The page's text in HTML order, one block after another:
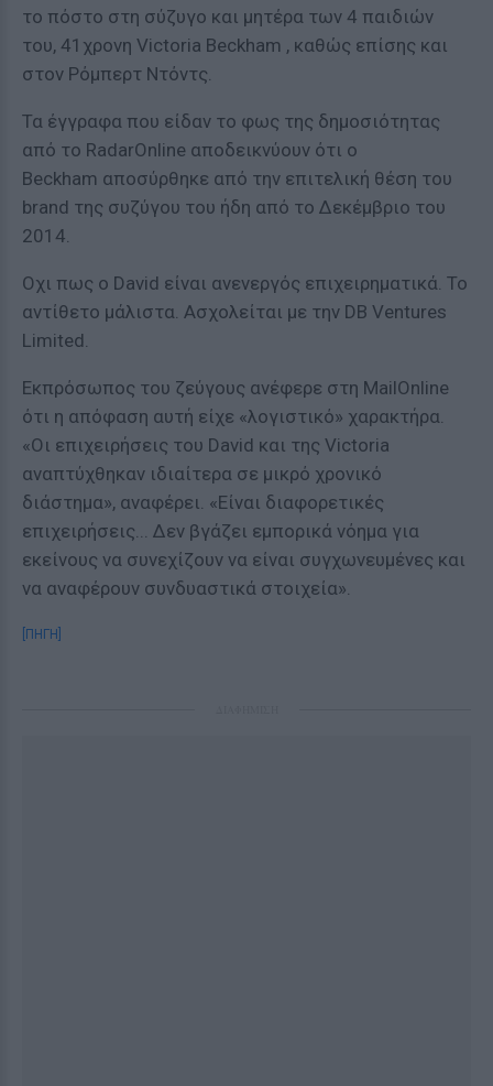
το πόστο στη σύζυγο και μητέρα των 4 παιδιών
του, 41χρονη Victoria Beckham , καθώς επίσης και
στον Ρόμπερτ Ντόντς.
Τα έγγραφα που είδαν το φως της δημοσιότητας
από το RadarOnline αποδεικνύουν ότι ο
Beckham αποσύρθηκε από την επιτελική θέση του
brand της συζύγου του ήδη από το Δεκέμβριο του
2014.
Οχι πως ο David είναι ανενεργός επιχειρηματικά. Το
αντίθετο μάλιστα. Ασχολείται με την DB Ventures
Limited.
Εκπρόσωπος του ζεύγους ανέφερε στη MailOnline
ότι η απόφαση αυτή είχε «λογιστικό» χαρακτήρα.
«Οι επιχειρήσεις του David και της Victoria
αναπτύχθηκαν ιδιαίτερα σε μικρό χρονικό
διάστημα», αναφέρει. «Είναι διαφορετικές
επιχειρήσεις... Δεν βγάζει εμπορικά νόημα για
εκείνους να συνεχίζουν να είναι συγχωνευμένες και
να αναφέρουν συνδυαστικά στοιχεία».
[ΠΗΓΗ]